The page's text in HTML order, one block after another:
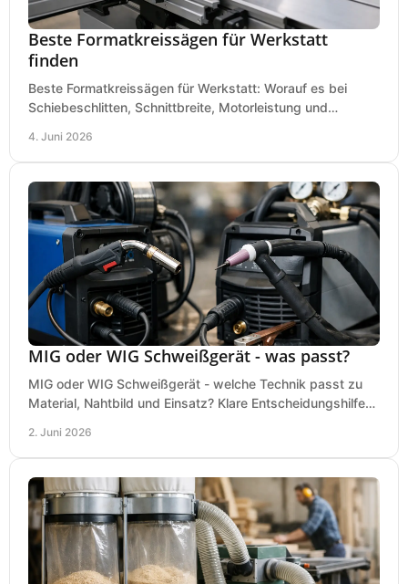
Beste Formatkreissägen für Werkstatt
finden
Beste Formatkreissägen für Werkstatt: Worauf es bei
Schiebeschlitten, Schnittbreite, Motorleistung und
4. Juni 2026
MIG oder WIG Schweißgerät - was passt?
MIG oder WIG Schweißgerät - welche Technik passt zu
Material, Nahtbild und Einsatz? Klare Entscheidungshilfe
2. Juni 2026